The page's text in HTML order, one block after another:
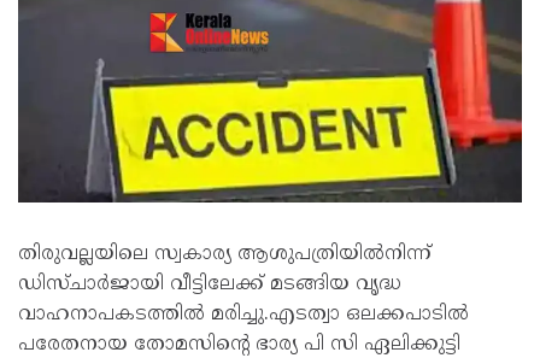
തിരുവല്ലയിലെ സ്വകാര്യ ആശുപത്രിയിൽനിന്ന്
ഡിസ്ചാർജായി വീട്ടിലേക്ക് മടങ്ങിയ വൃദ്ധ
വാഹനാപകടത്തിൽ മരിച്ചു.എടത്വാ ഒലക്കപാടിൽ
പരേതനായ തോമസിന്റെ ഭാര്യ പി സി ഏലിക്കുട്ടി